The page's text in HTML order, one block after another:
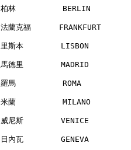
柏林          BERLIN
法蘭克福
里斯本        LISBON
馬德里        MADRID
羅馬          ROMA
米蘭          MILANO
威尼斯        VENICE
日內瓦        GENEVA